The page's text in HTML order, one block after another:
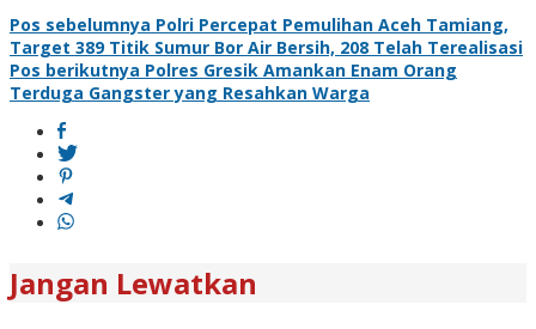
Navigasi
pos
Pos sebelumnya Polri Percepat Pemulihan Aceh Tamiang,
Target 389 Titik Sumur Bor Air Bersih, 208 Telah Terealisasi
Pos berikutnya Polres Gresik Amankan Enam Orang
Terduga Gangster yang Resahkan Warga
Jangan Lewatkan